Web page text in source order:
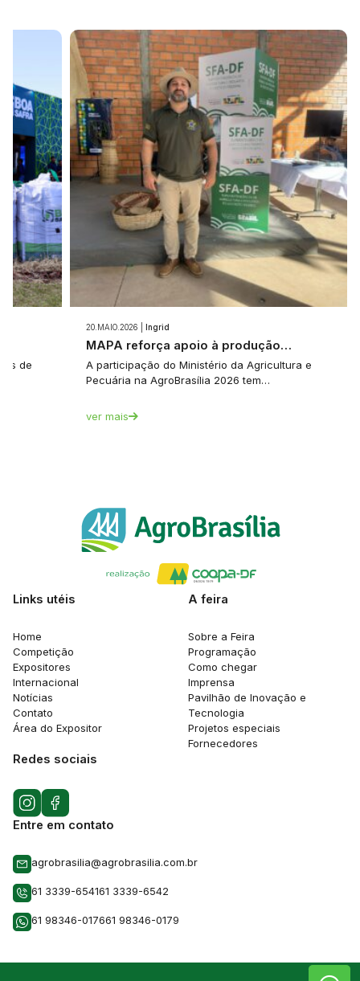
de
20.MAIO.2026 | Ingrid
MAPA reforça apoio à produção…
A participação do Ministério da Agricultura e
Pecuária na AgroBrasília 2026 tem…
ver mais
Links utéis
Home
Competição
Expositores
Internacional
Notícias
Contato
Área do Expositor
A feira
Sobre a Feira
Programação
Como chegar
Imprensa
Pavilhão de Inovação e
Tecnologia
Projetos especiais
Fornecedores
Redes sociais
Entre em contato
agrobrasilia@agrobrasilia.com.br
61 3339-654161 3339-6542
61 98346-017661 98346-0179